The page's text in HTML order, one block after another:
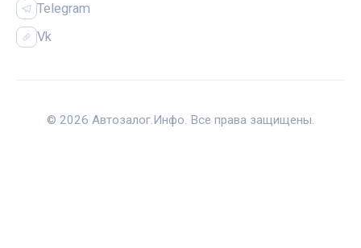
Telegram
Vk
© 2026 Автозалог.Инфо. Все права защищены.